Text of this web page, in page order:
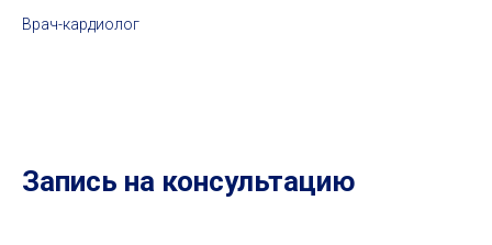
Врач-кардиолог
Запись на консультацию